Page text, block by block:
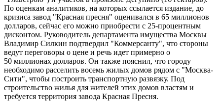
По оценкам аналитиков, на которых ссылается издание, до
кризиса завод "Красная пресня" оценивался в 65 миллионов
долларов, сейчас его можно приобрести с 25-процентным
дисконтом. Руководитель департамента имущества Москвы
Владимир Силкин подтвердил "Коммерсанту", что стороны
ведут переговоры о цене и речь идет примерно о
50 миллионах долларов. Он также пояснил, что городу
необходимо расселить восемь жилых домов рядом с "Москва-
Сити", чтобы построить транспортную развязку. Под
строительство жилья для жителей этих домов властям и
требуется территория завода Красная Пресня.